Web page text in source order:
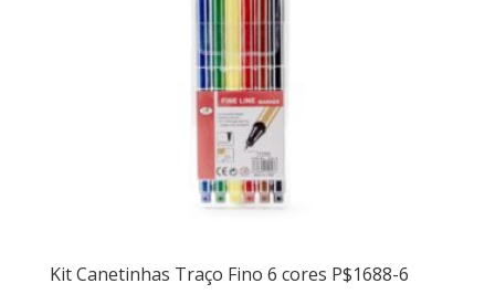
Kit Canetinhas Traço Fino 6 cores P$1688-6